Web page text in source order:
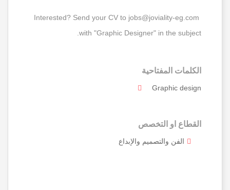
Interested? Send your CV to jobs@joviality-eg.com
with "Graphic Designer" in the subject.
الكلمات المفتاحية
Graphic design
القطاع او التخصص
الفن والتصميم والإبداع